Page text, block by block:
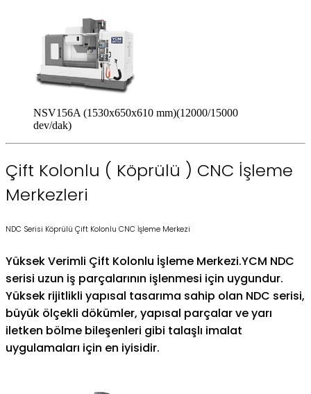
NSV156A (1530x650x610 mm)(12000/15000
dev/dak)
Çift Kolonlu ( Köprülü ) CNC İşleme
Merkezleri
NDC Serisi Köprülü Çift Kolonlu CNC İşleme Merkezi
Yüksek Verimli Çift Kolonlu İşleme Merkezi.YCM NDC
serisi uzun iş parçalarının işlenmesi için uygundur.
Yüksek rijitlikli yapısal tasarıma sahip olan NDC serisi,
büyük ölçekli dökümler, yapısal parçalar ve yarı
iletken bölme bileşenleri gibi talaşlı imalat
uygulamaları için en iyisidir.